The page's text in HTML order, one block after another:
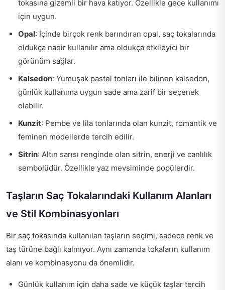
tokasına gizemli bir hava katıyor. Özellikle gece kullanımı
için uygun.
Opal: İçinde birçok renk barındıran opal, saç tokalarında
oldukça nadir kullanılır ama oldukça etkileyici bir
görünüm sağlar.
Kalsedon: Yumuşak pastel tonları ile bilinen kalsedon,
günlük kullanıma uygun sade ama zarif bir seçenek
olabilir.
Kunzit: Pembe ve lila tonlarında olan kunzit, romantik ve
feminen modellerde tercih edilir.
Sitrin: Altın sarısı renginde olan sitrin, enerji ve canlılık
sembolüdür. Özellikle yaz mevsiminde popülerdir.
Taşların Saç Tokalarındaki Kullanım Alanları
ve Stil Kombinasyonları
Bir saç tokasında kullanılan taşların seçimi, sadece renk ve
taş türüne bağlı kalmıyor. Aynı zamanda tokaların kullanım
alanı ve kombinasyonu da önemlidir.
Günlük kullanım için daha sade ve küçük taşlar tercih